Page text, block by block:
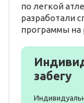
по легкой
разработали
программы на
забегу